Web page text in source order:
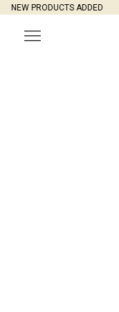
NEW PRODUCTS ADDED